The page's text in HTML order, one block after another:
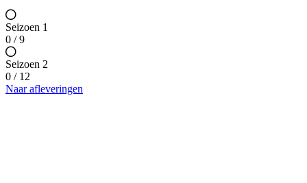
Seizoen 1
0 / 9
Seizoen 2
0 / 12
Naar afleveringen